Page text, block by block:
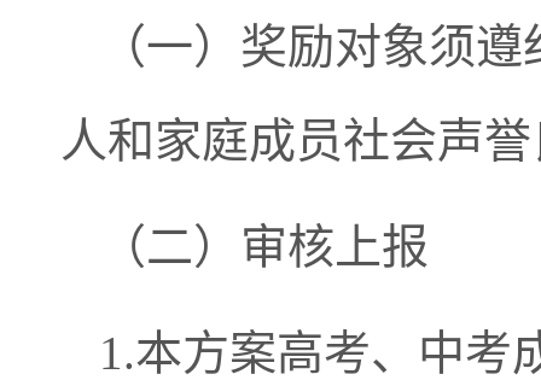
（一）奖励对象须
人和家庭成员社会声
（二）审核上报
1.本方案高考、中考